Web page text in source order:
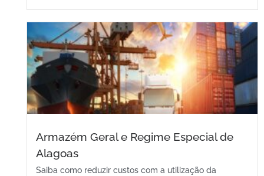
Armazém Geral e Regime Especial de
Alagoas
Saiba como reduzir custos com a utilização da